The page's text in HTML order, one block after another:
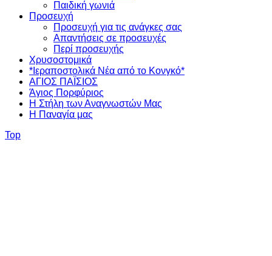
Παιδική γωνιά
Προσευχή
Προσευχή για τις ανάγκες σας
Απαντήσεις σε προσευχές
Περί προσευχής
Χρυσοστομικά
*Ιεραποστολικά Νέα από το Κονγκό*
ΑΓΙΟΣ ΠΑΪΣΙΟΣ
Άγιος Πορφύριος
Η Στήλη των Αναγνωστών Mας
Η Παναγία μας
Top